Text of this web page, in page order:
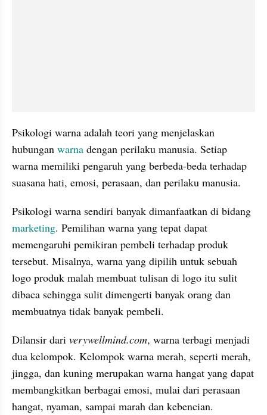
Psikologi warna adalah teori yang menjelaskan
hubungan warna dengan perilaku manusia. Setiap
warna memiliki pengaruh yang berbeda-beda terhadap
suasana hati, emosi, perasaan, dan perilaku manusia.
marketing. Pemilihan warna yang tepat dapat
memengaruhi pemikiran pembeli terhadap produk
tersebut. Misalnya, warna yang dipilih untuk sebuah
logo produk malah membuat tulisan di logo itu sulit
dibaca sehingga sulit dimengerti banyak orang dan
membuatnya tidak banyak pembeli.
Dilansir dari verywellmind.com, warna terbagi menjadi
dua kelompok. Kelompok warna merah, seperti merah,
jingga, dan kuning merupakan warna hangat yang dapat
membangkitkan berbagai emosi, mulai dari perasaan
hangat, nyaman, sampai marah dan kebencian.